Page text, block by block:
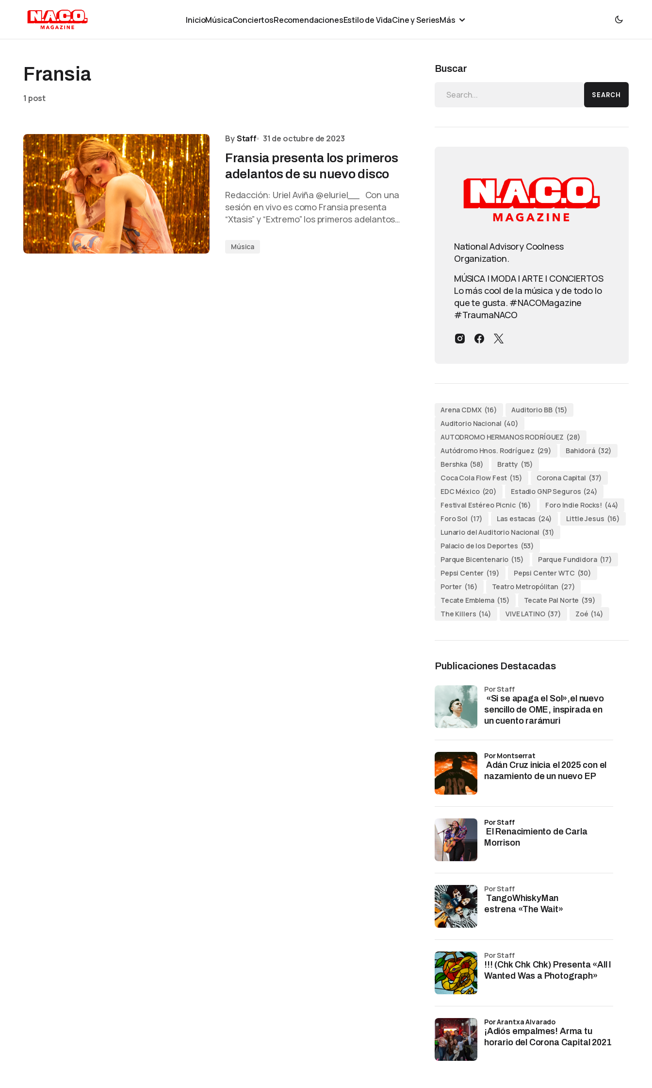
InicioMúsicaConciertosRecomendacionesEstilo de VidaCine y SeriesMás
Fransia
1 post
ByStaff 31 de octubre de 2023
Fransia presenta los primeros
adelantos de su nuevo disco
Redacción: Uriel Aviña @eluriel__ Con una
sesión en vivo es como Fransia presenta
“Xtasis” y “Extremo” los primeros adelantos…
Música
Buscar
SEARCH
National Advisory Coolness
Organization.
MÚSICA | MODA | ARTE | CONCIERTOS
Lo más cool de la música y de todo lo
que te gusta. #NACOMagazine
#TraumaNACO
Arena CDMX (16) Auditorio BB (15)
Auditorio Nacional (40)
AUTODROMO HERMANOS RODRÍGUEZ (28)
Autódromo Hnos. Rodríguez (29) Bahidorá (32)
Bershka (58) Bratty (15)
Coca Cola Flow Fest (15) Corona Capital (37)
EDC México (20) Estadio GNP Seguros (24)
Festival Estéreo Picnic (16) Foro Indie Rocks! (44)
Foro Sol (17) Las estacas (24) Little Jesus (16)
Lunario del Auditorio Nacional (31)
Palacio de los Deportes (53)
Parque Bicentenario (15) Parque Fundidora (17)
Pepsi Center (19) Pepsi Center WTC (30)
Porter (16) Teatro Metropólitan (27)
Tecate Emblema (15) Tecate Pal Norte (39)
The Killers (14) VIVE LATINO (37) Zoé (14)
Publicaciones Destacadas
«Si se apaga el Sol»,el nuevo
sencillo de OME, inspirada en
un cuento rarámuri
por Staff
Adán Cruz inicia el 2025 con el
nazamiento de un nuevo EP
por Montserrat
El Renacimiento de Carla
Morrison
por Staff
TangoWhiskyMan
estrena «The Wait»
por Staff
!!! (Chk Chk Chk) Presenta «All I
Wanted Was a Photograph»
por Staff
¡Adiós empalmes! Arma tu
horario del Corona Capital 2021
por Arantxa Alvarado